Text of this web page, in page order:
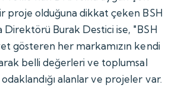
proje olduğuna dikkat çeken BSH
Direktörü Burak Destici ise, "BSH
gösteren her markamızın kendi
belli değerleri ve toplumsal
alanlar ve projeler var.